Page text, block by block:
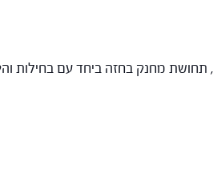
תחושת מחנק בחזה ביחד עם בחילות